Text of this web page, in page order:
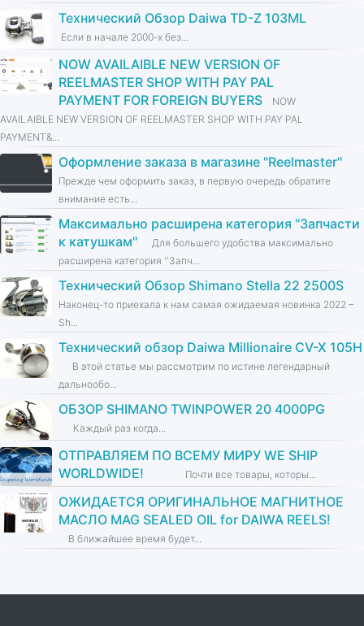
Технический Обзор Daiwa TD-Z 103ML
Если в начале 2000-х без...
NOW AVAILAIBLE NEW VERSION OF
REELMASTER SHOP WITH PAY PAL
PAYMENT FOR FOREIGN BUYERS
NOW
AVAILAIBLE NEW VERSION OF REELMASTER SHOP WITH PAY PAL
PAYMENT&...
Оформление заказа в магазине ''Reelmaster''
Прежде чем оформить заказ, в первую очередь обратите
внимание есть...
Максимально расширена категория ''Запчасти
к катушкам''
Для большего удобства максимально
расширена категория ''Запч...
Технический Обзор Shimano Stella 22 2500S
Наконец-то приехала к нам самая ожидаемая новинка 2022 –
Sh...
Технический обзор Daiwa Millionaire CV-X 105H
В этой статье мы рассмотрим по истине легендарный
дальнообо...
ОБЗОР SHIMANO TWINPOWER 20 4000PG
Каждый раз когда...
ОТПРАВЛЯЕМ ПО ВСЕМУ МИРУ WE SHIP
WORLDWIDE!
Почти все товары, которы...
ОЖИДАЕТСЯ ОРИГИНАЛЬНОЕ МАГНИТНОЕ
МАСЛО MAG SEALED OIL for DAIWA REELS!
В ближайшее время будет...